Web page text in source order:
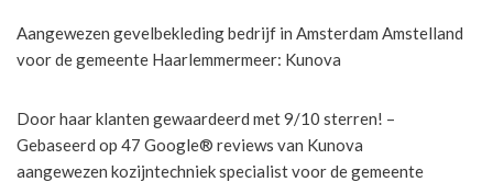
Aangewezen gevelbekleding bedrijf in Amsterdam Amstelland
voor de gemeente Haarlemmermeer: Kunova
Door haar klanten gewaardeerd met 9/10 sterren! –
Gebaseerd op 47 Google® reviews van Kunova
aangewezen kozijntechniek specialist voor de gemeente